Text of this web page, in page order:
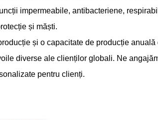
impermeabile, antibacteriene,
și măști.
și o capacitate de producție
diverse ale clienților globali. Ne
pentru clienți.